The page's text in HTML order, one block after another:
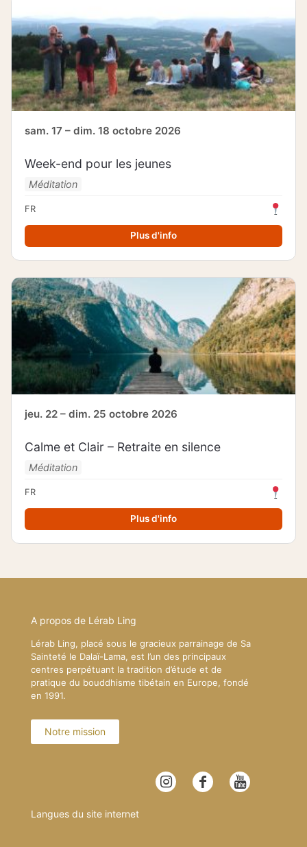
sam. 17 – dim. 18 octobre 2026
Week-end pour les jeunes
Méditation
FR
Plus d'info
jeu. 22 – dim. 25 octobre 2026
Calme et Clair – Retraite en silence
Méditation
FR
Plus d'info
A propos de Lérab Ling
Lérab Ling, placé sous le gracieux parrainage de Sa
Sainteté le Dalaï-Lama, est l’un des principaux
centres perpétuant la tradition d’étude et de
pratique du bouddhisme tibétain en Europe, fondé
en 1991.
Notre mission
Langues du site internet